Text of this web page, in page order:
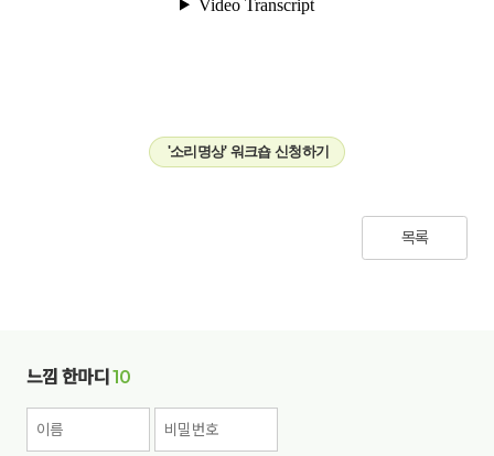
'소리명상' 워크숍 신청하기
목록
느낌 한마디10